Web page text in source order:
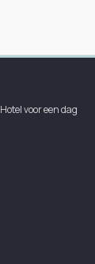
Hotel voor een dag